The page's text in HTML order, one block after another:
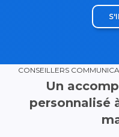
CONSEILLERS
Un
personnalisé